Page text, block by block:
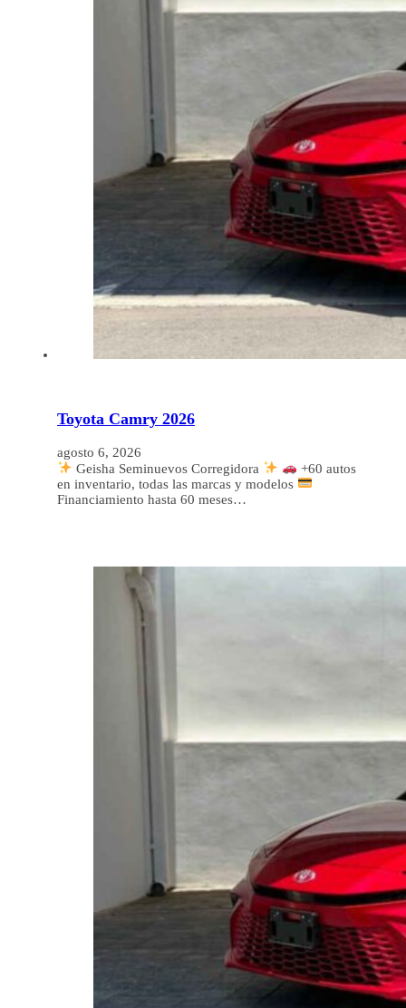
Toyota Camry 2026
agosto 6, 2026
Geisha Seminuevos Corregidora
+60 autos
en inventario, todas las marcas y modelos
Financiamiento hasta 60 meses…